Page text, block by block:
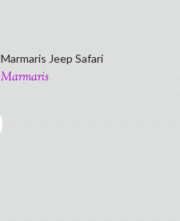
Marmaris Jeep Safari
Marmaris